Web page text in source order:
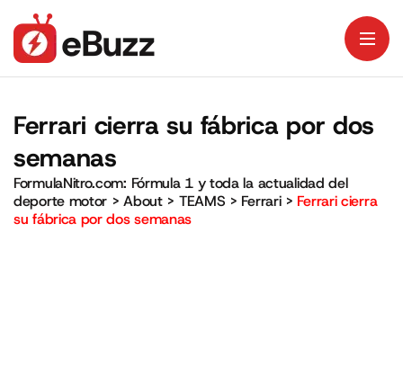
Ferrari cierra su fábrica por dos
semanas
FormulaNitro.com: Fórmula 1 y toda la actualidad del
deporte motor >About> TEAMS > Ferrari> Ferrari cierra
su fábrica por dos semanas